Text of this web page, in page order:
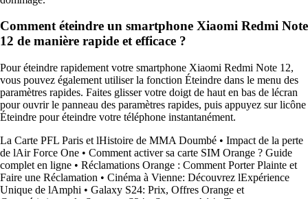
Comment éteindre un smartphone Xiaomi Redmi Note
12 de manière rapide et efficace ?
Pour éteindre rapidement votre smartphone Xiaomi Redmi Note 12,
vous pouvez également utiliser la fonction Éteindre dans le menu des
paramètres rapides. Faites glisser votre doigt de haut en bas de lécran
pour ouvrir le panneau des paramètres rapides, puis appuyez sur licône
Éteindre pour éteindre votre téléphone instantanément.
La Carte PFL Paris et lHistoire de MMA Doumbé • Impact de la perte
de lAir Force One • Comment activer sa carte SIM Orange ? Guide
complet en ligne • Réclamations Orange : Comment Porter Plainte et
Faire une Réclamation • Cinéma à Vienne: Découvrez lExpérience
Unique de lAmphi • Galaxy S24: Prix, Offres Orange et